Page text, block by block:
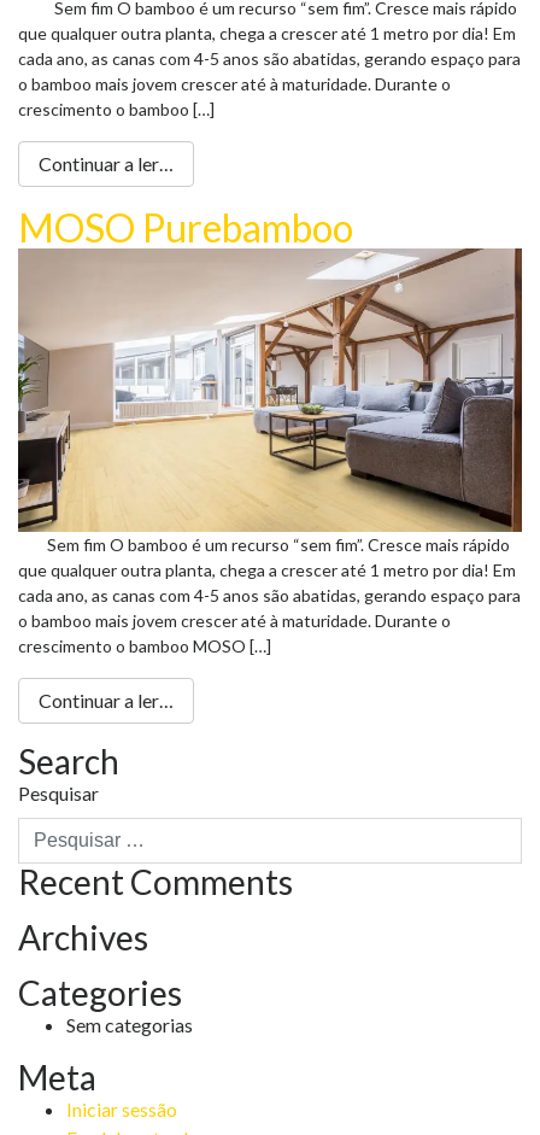
Sem fim O bamboo é um recurso “sem fim”. Cresce mais rápido
que qualquer outra planta, chega a crescer até 1 metro por dia! Em
cada ano, as canas com 4-5 anos são abatidas, gerando espaço para
o bamboo mais jovem crescer até à maturidade. Durante o
crescimento o bamboo […]
Continuar a ler…
MOSO Purebamboo
Sem fim O bamboo é um recurso “sem fim”. Cresce mais rápido
que qualquer outra planta, chega a crescer até 1 metro por dia! Em
cada ano, as canas com 4-5 anos são abatidas, gerando espaço para
o bamboo mais jovem crescer até à maturidade. Durante o
crescimento o bamboo MOSO […]
Continuar a ler…
Search
Pesquisar
Recent Comments
Archives
Categories
Sem categorias
Meta
Iniciar sessão